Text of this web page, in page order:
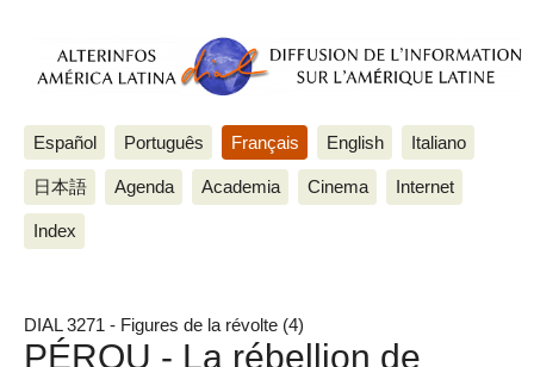
Español Português Français English Italiano
日本語 Agenda Academia Cinema Internet
Index
DIAL 3271 - Figures de la révolte (4)
PÉROU - La rébellion de